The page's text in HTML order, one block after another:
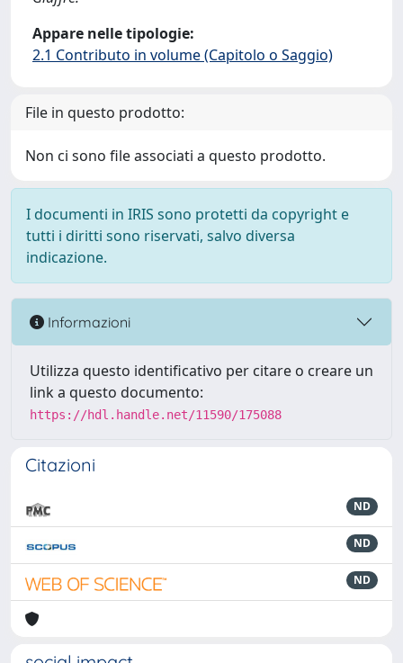
Appare nelle tipologie:
2.1 Contributo in volume (Capitolo o Saggio)
File in questo prodotto:
Non ci sono file associati a questo prodotto.
I documenti in IRIS sono protetti da copyright e
tutti i diritti sono riservati, salvo diversa
indicazione.
Informazioni
Utilizza questo identificativo per citare o creare un
link a questo documento:
https://hdl.handle.net/11590/175088
Citazioni
ND
ND
ND